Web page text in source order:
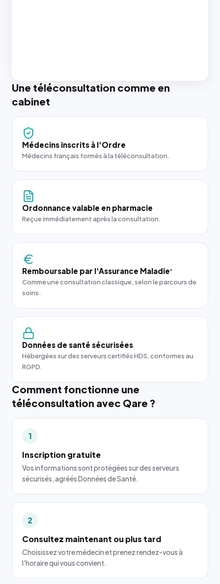
Une téléconsultation comme en
cabinet
Médecins inscrits à l'Ordre
Médecins français formés à la téléconsultation.
Ordonnance valable en pharmacie
Reçue immédiatement après la consultation.
Remboursable par l'Assurance Maladie*
Comme une consultation classique, selon le parcours de
soins.
Données de santé sécurisées
Hébergées sur des serveurs certifiés HDS, conformes au
RGPD.
Comment fonctionne une
téléconsultation avec Qare ?
1
Inscription gratuite
Vos informations sont protégées sur des serveurs
sécurisés, agréés Données de Santé.
2
Consultez maintenant ou plus tard
Choisissez votre médecin et prenez rendez-vous à
l'horaire qui vous convient.